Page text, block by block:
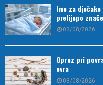
Ime za
prelijepo
03/08/2026
Oprez pri
evra
03/08/2026